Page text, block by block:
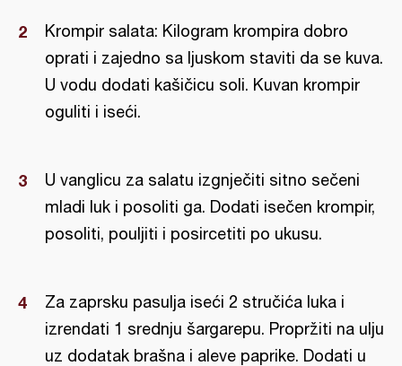
Krompir salata: Kilogram krompira dobro
oprati i zajedno sa ljuskom staviti da se kuva.
U vodu dodati kašičicu soli. Kuvan krompir
oguliti i iseći.
U vanglicu za salatu izgnječiti sitno sečeni
mladi luk i posoliti ga. Dodati isečen krompir,
posoliti, pouljiti i posircetiti po ukusu.
Za zaprsku pasulja iseći 2 stručića luka i
izrendati 1 srednju šargarepu. Propržiti na ulju
uz dodatak brašna i aleve paprike. Dodati u